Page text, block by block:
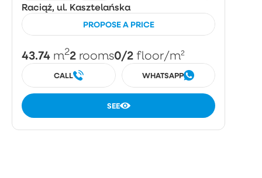
Raciąż, ul. Kasztelańska
PROPOSE A PRICE
43.74 m22 rooms0/2 floor/m²
CALL WHATSAPP
SEE